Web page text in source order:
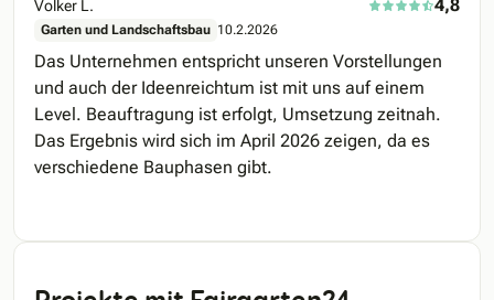
Volker L. 4,8
Garten und Landschaftsbau 10.2.2026
Das Unternehmen entspricht unseren Vorstellungen
und auch der Ideenreichtum ist mit uns auf einem
Level. Beauftragung ist erfolgt, Umsetzung zeitnah.
Das Ergebnis wird sich im April 2026 zeigen, da es
verschiedene Bauphasen gibt.